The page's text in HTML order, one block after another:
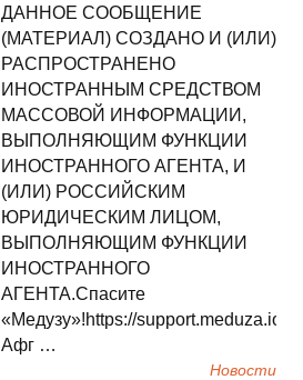
ДАННОЕ СООБЩЕНИЕ
(МАТЕРИАЛ) СОЗДАНО И (ИЛИ)
РАСПРОСТРАНЕНО
ИНОСТРАННЫМ СРЕДСТВОМ
МАССОВОЙ ИНФОРМАЦИИ,
ВЫПОЛНЯЮЩИМ ФУНКЦИИ
ИНОСТРАННОГО АГЕНТА, И
(ИЛИ) РОССИЙСКИМ
ЮРИДИЧЕСКИМ ЛИЦОМ,
ВЫПОЛНЯЮЩИМ ФУНКЦИИ
ИНОСТРАННОГО
АГЕНТА.Спасите
«Медузу»!https://
Афг …
Новости